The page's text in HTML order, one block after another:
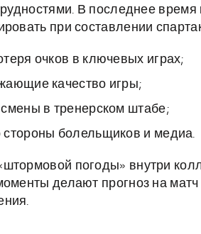
В последнее
при составлении
очков в ключевых играх;
качество игры;
в тренерском штабе;
стороны болельщиков и медиа.
погоды» внутри
делают прогноз на матч